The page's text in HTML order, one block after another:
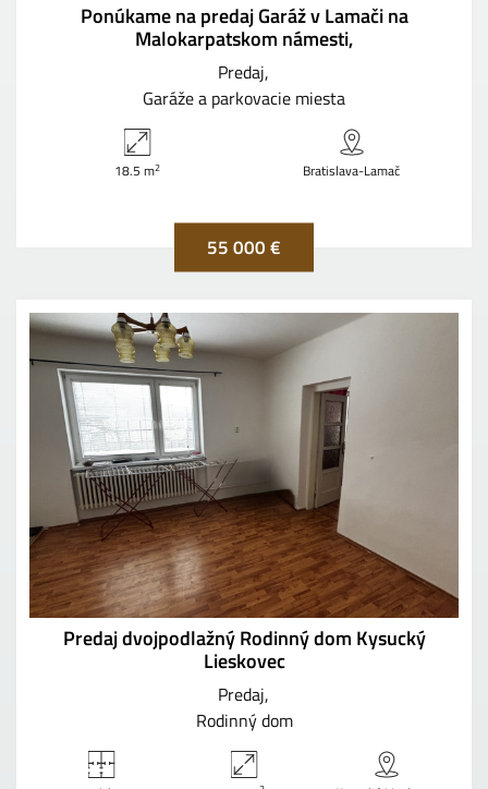
Ponúkame na predaj Garáž v Lamači na
Malokarpatskom námesti,
Predaj
Garáže a parkovacie miesta
18.5 m2 Bratislava-Lamač
55 000 €
Predaj dvojpodlažný Rodinný dom Kysucký
Lieskovec
Predaj
Rodinný dom